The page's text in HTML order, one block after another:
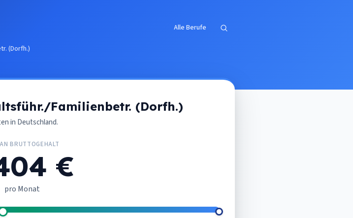
Alle Berufe
(Dorfh.)
Familienbetr. (Dorfh.)
in Deutschland.
BRUTTOGEHALT
€
pro Monat